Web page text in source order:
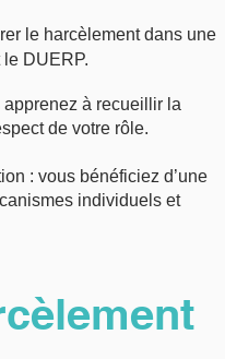
le harcèlement dans une
DUERP.
à recueillir la
de votre rôle.
: vous bénéficiez d’une
individuels et